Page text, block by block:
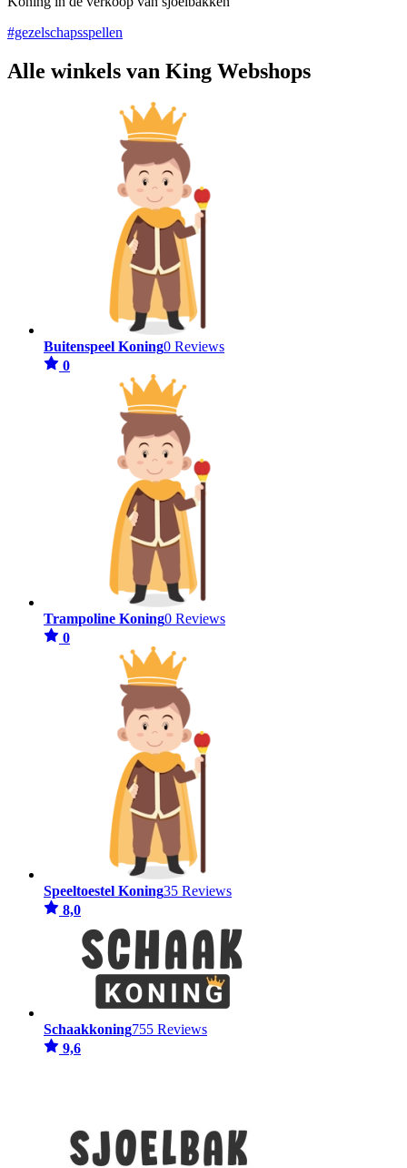
#gezelschapsspellen
Alle winkels van King Webshops
Buitenspeel Koning0 Reviews
0
Trampoline Koning0 Reviews
0
Speeltoestel Koning35 Reviews
8,0
Schaakkoning755 Reviews
9,6